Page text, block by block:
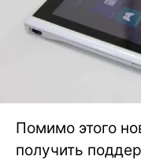
Помимо этого
получить